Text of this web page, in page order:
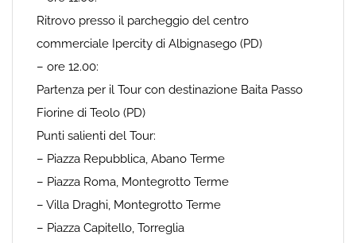
Ritrovo presso il parcheggio del centro
commerciale Ipercity di Albignasego (PD)
– ore 12.00:
Partenza per il Tour con destinazione Baita Passo
Fiorine di Teolo (PD)
Punti salienti del Tour:
– Piazza Repubblica, Abano Terme
– Piazza Roma, Montegrotto Terme
– Villa Draghi, Montegrotto Terme
– Piazza Capitello, Torreglia